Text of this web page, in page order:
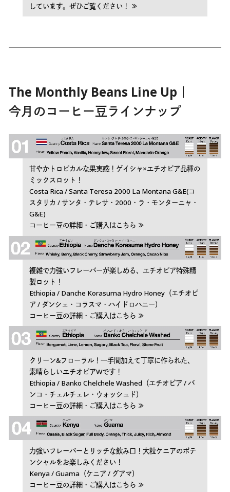
しています。ぜひご覧ください！ ≫
The Monthly Beans Line Up｜
今月のコーヒー豆ラインナップ
甘やかトロピカルな果実感！ゲイシャ×エチオピア品種の
ミックスロット！
Costa Rica / Santa Teresa 2000 La Montana G&E(コ
スタリカ / サンタ・テレサ・2000・ラ・モンターニャ・
G&E)
コーヒー豆の詳細・ご購入はこちら ≫
複雑で力強いフレーバーが楽しめる、エチオピア特殊精
製ロット！
Ethiopia / Danche Korasuma Hydro Honey（エチオピ
ア / ダンシェ・コラスマ・ハイドロハニー）
コーヒー豆の詳細・ご購入はこちら ≫
クリーン&フローラル！一手間加えて丁寧に作られた、
素晴らしいエチオピアWです！
Ethiopia / Banko Chelchele Washed（エチオピア / バ
ンコ・チェルチェレ・ウォッシュド）
コーヒー豆の詳細・ご購入はこちら ≫
力強いフレーバーとリッチな飲み口！大粒ケニアのポテ
ンシャルをお楽しみください！
Kenya / Guama（ケニア / グアマ）
コーヒー豆の詳細・ご購入はこちら ≫